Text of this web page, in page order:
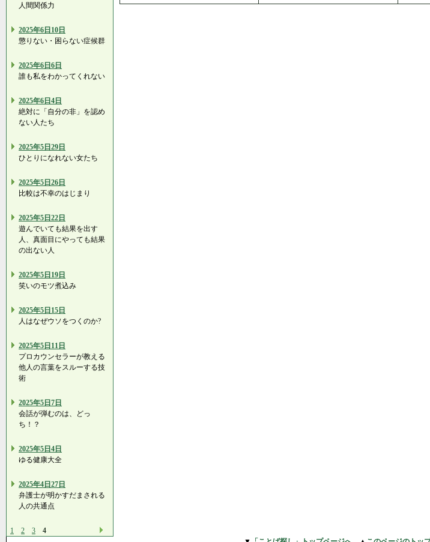
人間関係力
2025年6日10日
懲りない・困らない症候群
2025年6日6日
誰も私をわかってくれない
2025年6日4日
絶対に「自分の非」を認め
ない人たち
2025年5日29日
ひとりになれない女たち
2025年5日26日
比較は不幸のはじまり
2025年5日22日
遊んでいても結果を出す
人、真面目にやっても結果
の出ない人
2025年5日19日
笑いのモツ煮込み
2025年5日15日
人はなぜウソをつくのか?
2025年5日11日
プロカウンセラーが教える
他人の言葉をスルーする技
術
2025年5日7日
会話が弾むのは、どっ
ち！？
2025年5日4日
ゆる健康大全
2025年4日27日
弁護士が明かすだまされる
人の共通点
1 2 3 4